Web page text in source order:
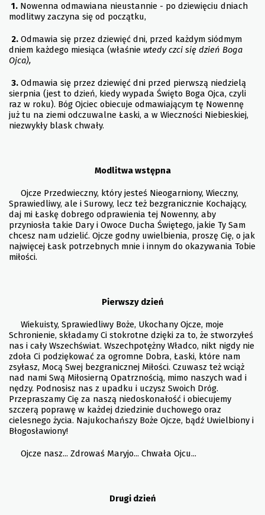
1. Nowenna odmawiana nieustannie - po dziewięciu dniach
modlitwy zaczyna się od początku,
2. Odmawia się przez dziewięć dni, przed każdym siódmym
dniem każdego miesiąca (właśnie wtedy czci się dzień Boga
Ojca),
3. Odmawia się przez dziewięć dni przed pierwszą niedzielą
sierpnia (jest to dzień, kiedy wypada Święto Boga Ojca, czyli
raz w roku). Bóg Ojciec obiecuje odmawiającym tę Nowennę
już tu na ziemi odczuwalne Łaski, a w Wieczności Niebieskiej,
niezwykły blask chwały.
Modlitwa wstępna
Ojcze Przedwieczny, który jesteś Nieogarniony, Wieczny,
Sprawiedliwy, ale i Surowy, lecz też bezgranicznie Kochający,
daj mi Łaskę dobrego odprawienia tej Nowenny, aby
przyniosła takie Dary i Owoce Ducha Świętego, jakie Ty Sam
chcesz nam udzielić. Ojcze godny uwielbienia, proszę Cię, o jak
najwięcej Łask potrzebnych mnie i innym do okazywania Tobie
miłości.
Pierwszy dzień
Wiekuisty, Sprawiedliwy Boże, Ukochany Ojcze, moje
Schronienie, składamy Ci stokrotne dzięki za to, że stworzyłeś
nas i cały Wszechświat. Wszechpotężny Władco, nikt nigdy nie
zdoła Ci podziękować za ogromne Dobra, Łaski, które nam
zsyłasz, Mocą Swej bezgranicznej Miłości. Czuwasz też wciąż
nad nami Swą Miłosierną Opatrznością, mimo naszych wad i
nędzy. Podnosisz nas z upadku i uczysz Swoich Dróg.
Przepraszamy Cię za naszą niedoskonałość i obiecujemy
szczerą poprawę w każdej dziedzinie duchowego oraz
cielesnego życia. Najukochańszy Boże Ojcze, bądź Uwielbiony i
Błogosławiony!
Ojcze nasz... Zdrowaś Maryjo... Chwała Ojcu...
Drugi dzień